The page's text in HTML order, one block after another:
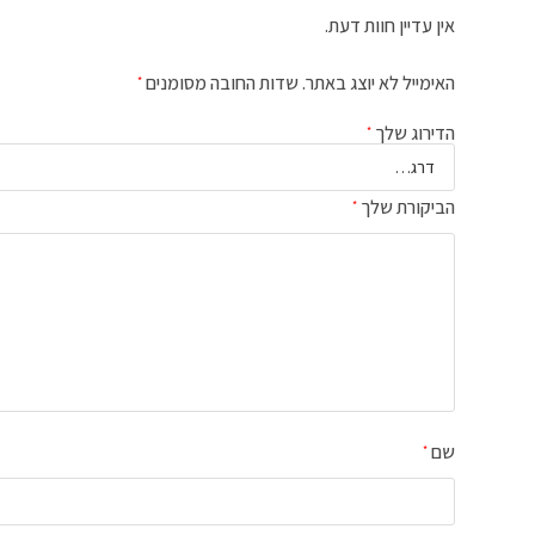
אין עדיין חוות דעת.
האימייל לא יוצג באתר.שדות החובה מסומנים*
הדירוג שלך*
הביקורת שלך*
שם*